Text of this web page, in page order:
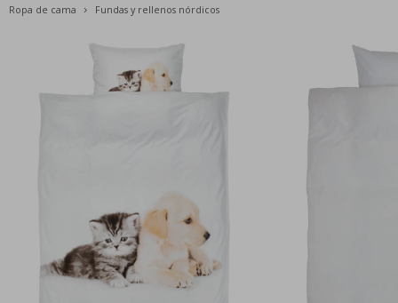
Ropa de cama Fundas y rellenos nórdicos